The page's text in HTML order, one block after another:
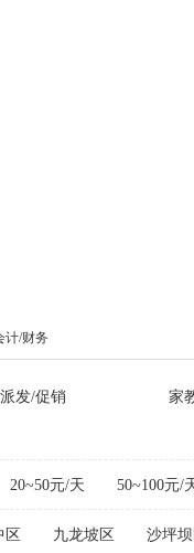
计/财务
派发/促销 家
20~50元/天 50~100元/
区 九龙坡区 沙坪